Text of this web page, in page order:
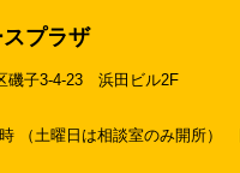
プラザ
磯子3-4-23 浜田ビル2F
（土曜日は相談室のみ開所）